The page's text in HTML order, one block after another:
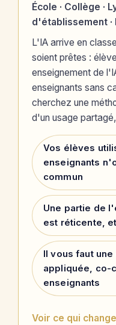
École · Collège ·
d'établissement ·
L'IA arrive en
soient prêtes :
enseignement de
enseignants sans
cherchez une
d'un usage
Vos élèves
enseignants
commun
Une partie de
est réticente,
Il vous faut
appliquée, co-
enseignants
Voir ce qui